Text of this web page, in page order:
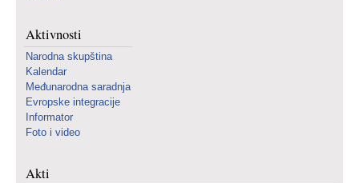
Aktivnosti
Narodna skupština
Kalendar
Međunarodna saradnja
Evropske integracije
Informator
Foto i video
Akti